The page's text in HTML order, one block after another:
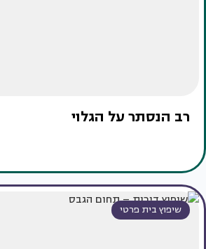
רב הנסתר על הגלוי
שיפוץ בית פרטי